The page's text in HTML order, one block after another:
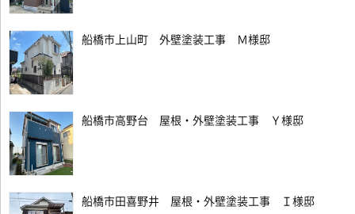
船橋市上山町 外壁塗装工事 Ｍ様邸
船橋市高野台 屋根・外壁塗装工事 Ｙ様邸
船橋市田喜野井 屋根・外壁塗装工事 Ｉ様邸